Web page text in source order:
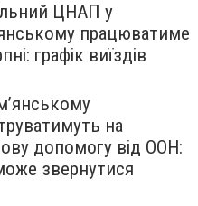
ЦНАП у
працюватиме
графік виїздів
на
допомогу від ООН:
звернутися